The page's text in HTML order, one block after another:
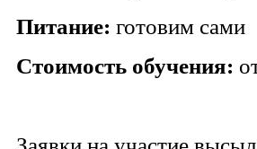
Питание: готовим сами
Стоимость обучения: